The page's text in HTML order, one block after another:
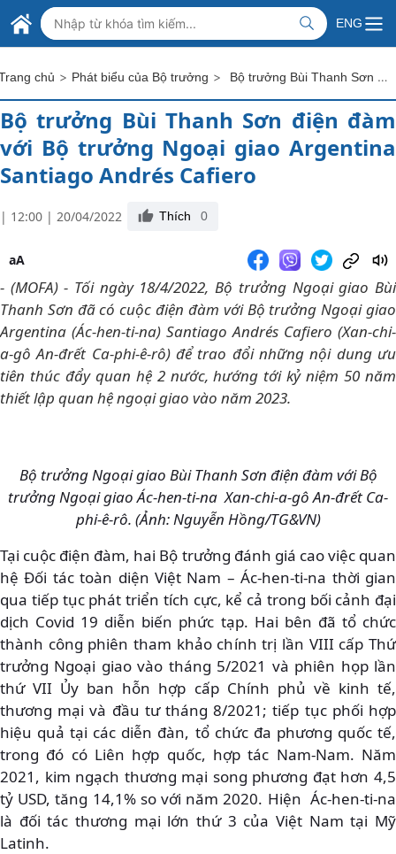
Skip to Main Content
BỘ NGOẠI GIAO VIỆT NAM
MINISTRY OF FOREIGN AFFAIRS
ENG
chủ > Phát biểu của Bộ trưởng > Bộ trưởng Bùi Thanh Sơn điện đàm với Bộ trưởng Ngoại giao Argentina Santiago Andrés Cafiero
Bộ trưởng Bùi Thanh Sơn điện đàm
với Bộ trưởng Ngoại giao Argentina
Santiago Andrés Cafiero
| 12:00 | 20/04/2022 Thích 0
aA
- (MOFA) - Tối ngày 18/4/2022, Bộ trưởng Ngoại giao Bùi
Thanh Sơn đã có cuộc điện đàm với Bộ trưởng Ngoại giao
Argentina (Ác-hen-ti-na) Santiago Andrés Cafiero (Xan-chi-
a-gô An-đrết Ca-phi-ê-rô) để trao đổi những nội dung ưu
tiên thúc đẩy quan hệ 2 nước, hướng tới kỷ niệm 50 năm
thiết lập quan hệ ngoại giao vào năm 2023.
Bộ trưởng Ngoại giao Bùi Thanh Sơn điện đàm với Bộ
trưởng Ngoại giao Ác-hen-ti-na Xan-chi-a-gô An-đrết Ca-
phi-ê-rô. (Ảnh: Nguyễn Hồng/TG&VN)
Tại cuộc điện đàm, hai Bộ trưởng đánh giá cao việc quan
hệ Đối tác toàn diện Việt Nam – Ác-hen-ti-na thời gian
qua tiếp tục phát triển tích cực, kể cả trong bối cảnh đại
dịch Covid 19 diễn biến phức tạp. Hai bên đã tổ chức
thành công phiên tham khảo chính trị lần VIII cấp Thứ
trưởng Ngoại giao vào tháng 5/2021 và phiên họp lần
thứ VII Ủy ban hỗn hợp cấp Chính phủ về kinh tế,
thương mại và đầu tư tháng 8/2021; tiếp tục phối hợp
hiệu quả tại các diễn đàn, tổ chức đa phương quốc tế,
trong đó có Liên hợp quốc, hợp tác Nam-Nam. Năm
2021, kim ngạch thương mại song phương đạt hơn 4,5
tỷ USD, tăng 14,1% so với năm 2020. Hiện Ác-hen-ti-na
là đối tác thương mại lớn thứ 3 của Việt Nam tại Mỹ
Latinh.